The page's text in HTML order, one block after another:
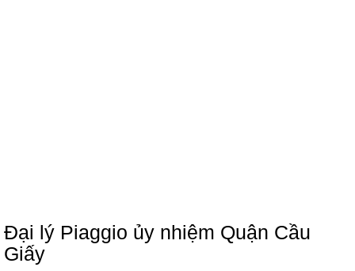
Đại lý Piaggio ủy nhiệm Quận Cầu
Giấy